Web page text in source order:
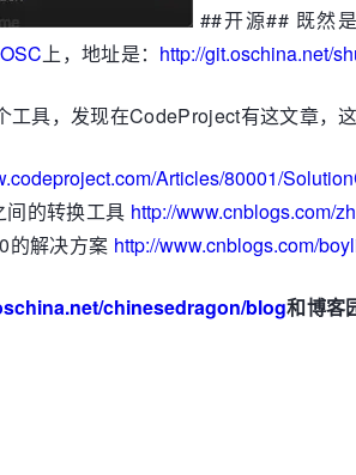
##开源## 既然
上，地址是： http://git.oschina.net/
工具，发现在CodeProject有这文章，
Articles/80001/
的转换工具 http://www.cnblogs.com/
的解决方案 http://www.cnblogs.com/
chinesedragon/blog和博客